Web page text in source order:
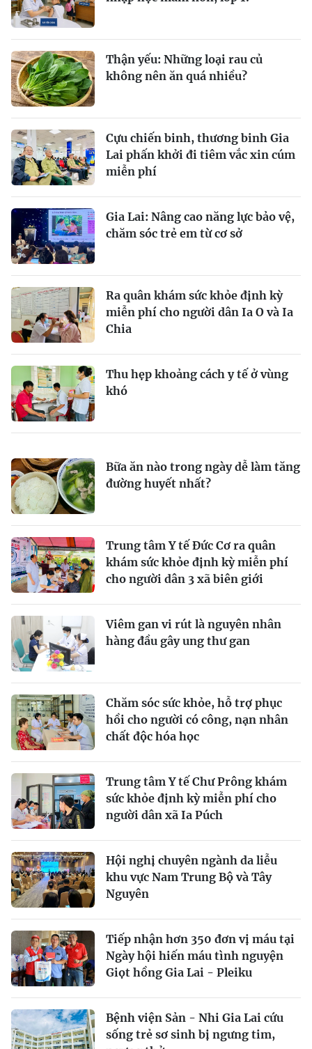
Thận yếu: Những loại rau củ
không nên ăn quá nhiều?
Cựu chiến binh, thương binh Gia
Lai phấn khởi đi tiêm vắc xin cúm
miễn phí
Gia Lai: Nâng cao năng lực bảo vệ,
chăm sóc trẻ em từ cơ sở
Ra quân khám sức khỏe định kỳ
miễn phí cho người dân Ia O và Ia
Chia
Thu hẹp khoảng cách y tế ở vùng
khó
Bữa ăn nào trong ngày dễ làm tăng
đường huyết nhất?
Trung tâm Y tế Đức Cơ ra quân
khám sức khỏe định kỳ miễn phí
cho người dân 3 xã biên giới
Viêm gan vi rút là nguyên nhân
hàng đầu gây ung thư gan
Chăm sóc sức khỏe, hỗ trợ phục
hồi cho người có công, nạn nhân
chất độc hóa học
Trung tâm Y tế Chư Prông khám
sức khỏe định kỳ miễn phí cho
người dân xã Ia Púch
Hội nghị chuyên ngành da liễu
khu vực Nam Trung Bộ và Tây
Nguyên
Tiếp nhận hơn 350 đơn vị máu tại
Ngày hội hiến máu tình nguyện
Giọt hồng Gia Lai - Pleiku
Bệnh viện Sản - Nhi Gia Lai cứu
sống trẻ sơ sinh bị ngưng tim,